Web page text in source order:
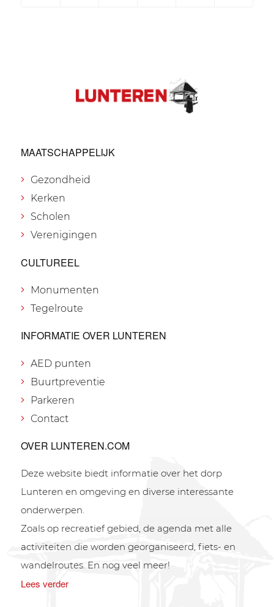
MAATSCHAPPELIJK
Gezondheid
Kerken
Scholen
Verenigingen
CULTUREEL
Monumenten
Tegelroute
INFORMATIE OVER LUNTEREN
AED punten
Buurtpreventie
Parkeren
Contact
OVER LUNTEREN.COM
Deze website biedt informatie over het dorp
Lunteren en omgeving en diverse interessante
onderwerpen.
Zoals op recreatief gebied, de agenda met alle
activiteiten die worden georganiseerd, fiets- en
wandelroutes. En nog veel meer!
Lees verder